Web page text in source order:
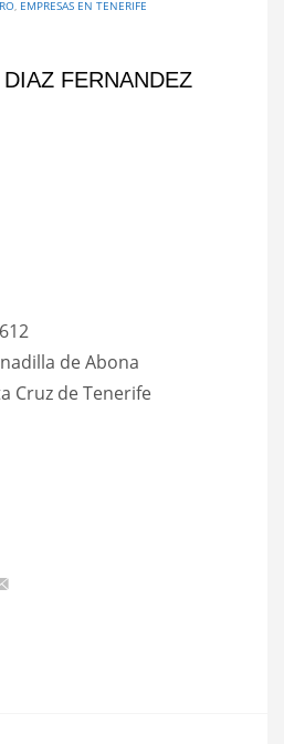
, EMPRESAS EN TENERIFE
FERNANDEZ
de Abona
Cruz de Tenerife